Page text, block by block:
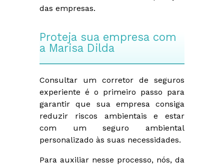
das empresas.
Proteja sua empresa com
a Marisa Dilda
Consultar um corretor de seguros
experiente é o primeiro passo para
garantir que sua empresa consiga
reduzir riscos ambientais e estar
com um seguro ambiental
personalizado às suas necessidades.
Para auxiliar nesse processo, nós, da